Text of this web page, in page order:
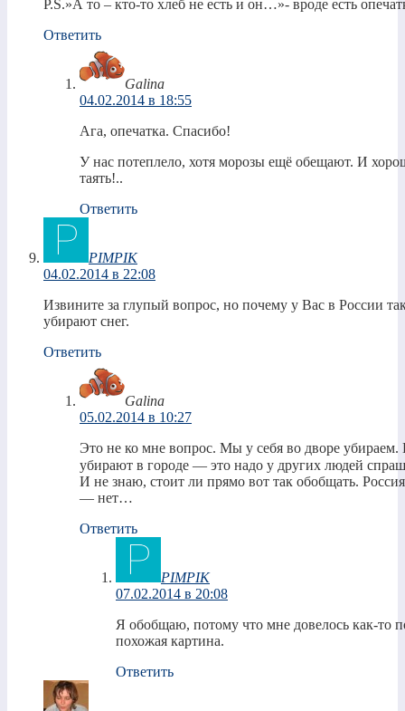
P.S.»А то – кто-то хлеб не есть и он…»- вроде есть
Ответить
Galina
04.02.2014 в 18:55
Ага, опечатка. Спасибо!
У нас потеплело, хотя морозы ещё обещают. И
таять!..
Ответить
PIMPIK
04.02.2014 в 22:08
Извините за глупый вопрос, но почему у Вас в России
убирают снег.
Ответить
Galina
05.02.2014 в 10:27
Это не ко мне вопрос. Мы у себя во дворе
убирают в городе — это надо у других людей
И не знаю, стоит ли прямо вот так обобщать.
— нет…
Ответить
PIMPIK
07.02.2014 в 20:08
Я обобщаю, потому что мне довелось как-то
похожая картина.
Ответить